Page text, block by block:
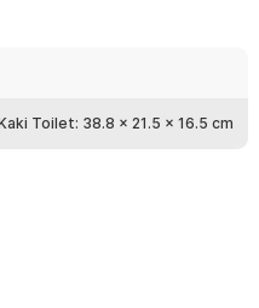
buang air besar menjadi
kursi dapat dilepas,
Toilet: 38.8 x 21.5 x 16.5 cm